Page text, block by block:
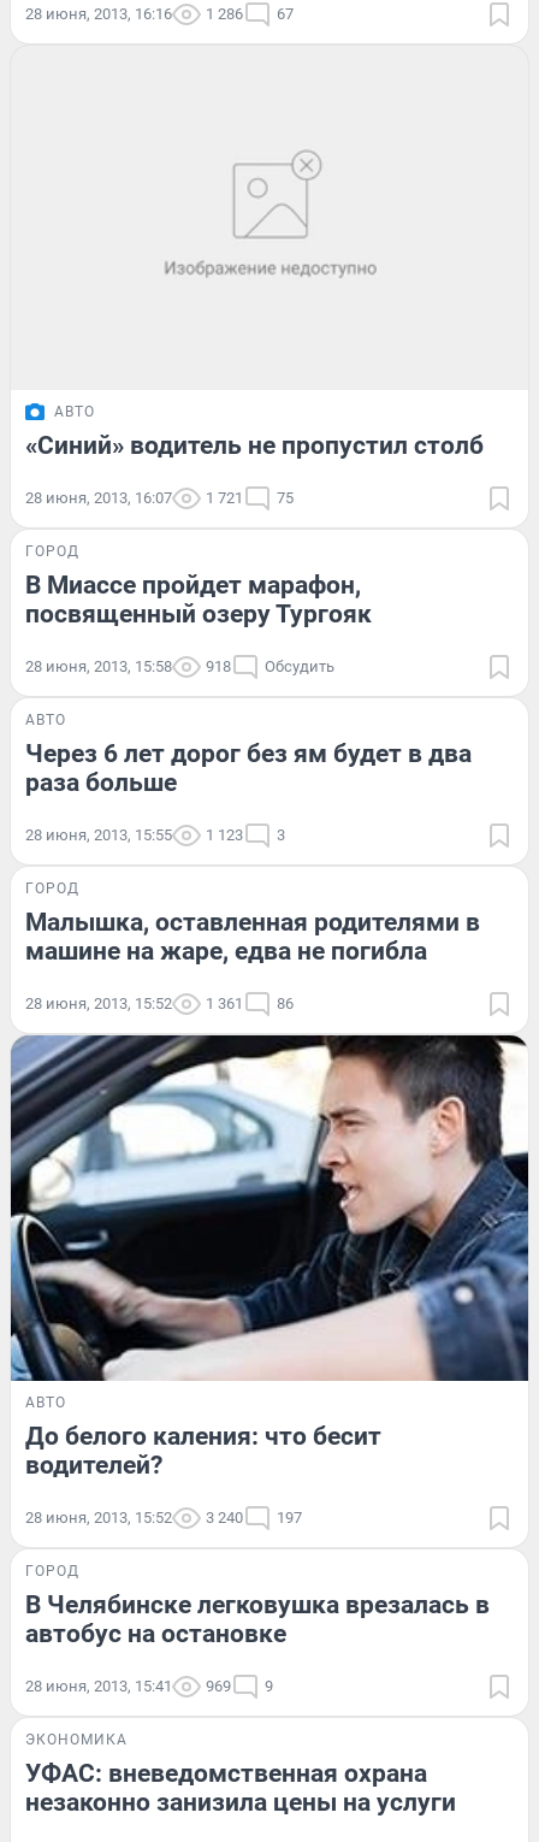
28 июня, 2013, 16:16 1 286 67
АВТО
«Синий» водитель не пропустил столб
28 июня, 2013, 16:07 1 721 75
ГОРОД
В Миассе пройдет марафон,
посвященный озеру Тургояк
28 июня, 2013, 15:58 918 Обсудить
АВТО
Через 6 лет дорог без ям будет в два
раза больше
28 июня, 2013, 15:55 1 123 3
ГОРОД
Малышка, оставленная родителями в
машине на жаре, едва не погибла
28 июня, 2013, 15:52 1 361 86
АВТО
До белого каления: что бесит
водителей?
28 июня, 2013, 15:52 3 240 197
ГОРОД
В Челябинске легковушка врезалась в
автобус на остановке
28 июня, 2013, 15:41 969 9
ЭКОНОМИКА
УФАС: вневедомственная охрана
незаконно занизила цены на услуги